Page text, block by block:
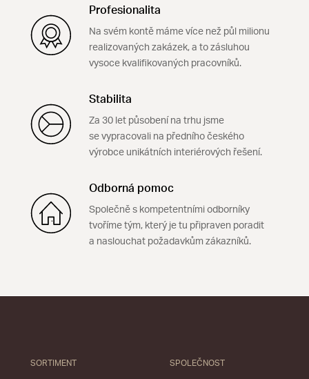
Profesionalita
Na svém kontě máme více než půl milionu
realizovaných zakázek, a to zásluhou
vysoce kvalifikovaných pracovníků.
Stabilita
Za 30 let působení na trhu jsme
se vypracovali na předního českého
výrobce unikátních interiérových řešení.
Odborná pomoc
Společně s kompetentními odborníky
tvoříme tým, který je tu připraven poradit
a naslouchat požadavkům zákazníků.
SORTIMENT SPOLEČNOST